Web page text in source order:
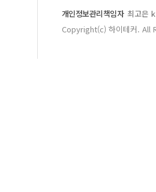
개인정보관리책임자 최고은
Copyright(c) 하이테커.